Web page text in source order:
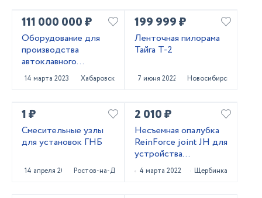
111 000 000 ₽
Оборудование для
производства
автоклавного
газобетона
14 марта 2023 Хабаровск
199 999 ₽
Ленточная пилорама
Тайга Т-2
7 июня 2022 Новосибирск
1 ₽
Смесительные узлы
для установок ГНБ
14 апреля 2022 Ростов-на-Дону
2 010 ₽
Несъемная опалубка
ReinForce joint JH для
устройства
промышленных
бетонных полов
4 марта 2022 Щербинка